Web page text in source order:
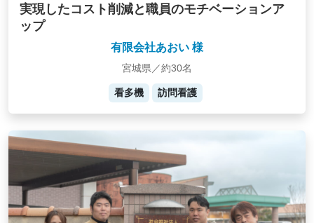
実現したコスト削減と職員のモチベーションア
ップ
有限会社あおい 様
宮城県／約30名
看多機 訪問看護